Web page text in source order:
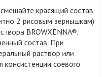
красящий состав
2 рисовым зернышкам)
BROWXENNA®.
состав. При
раствор или
консистенции соевого